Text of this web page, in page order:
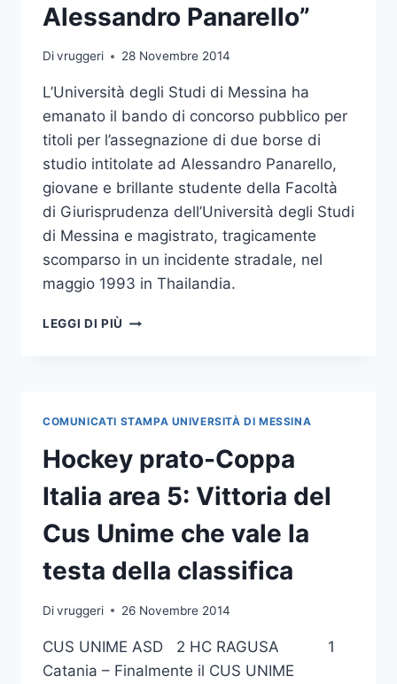
Alessandro Panarello”
Divruggeri 28 Novembre 2014
L’Università degli Studi di Messina ha
emanato il bando di concorso pubblico per
titoli per l’assegnazione di due borse di
studio intitolate ad Alessandro Panarello,
giovane e brillante studente della Facoltà
di Giurisprudenza dell’Università degli Studi
di Messina e magistrato, tragicamente
scomparso in un incidente stradale, nel
maggio 1993 in Thailandia.
LEGGI DI PIÙ BORSE
COMUNICATI STAMPA UNIVERSITÀ DI MESSINA
Hockey prato-Coppa
Italia area 5: Vittoria del
Cus Unime che vale la
testa della classifica
Divruggeri 26 Novembre 2014
CUS UNIME ASD 2 HC RAGUSA 1
Catania – Finalmente il CUS UNIME